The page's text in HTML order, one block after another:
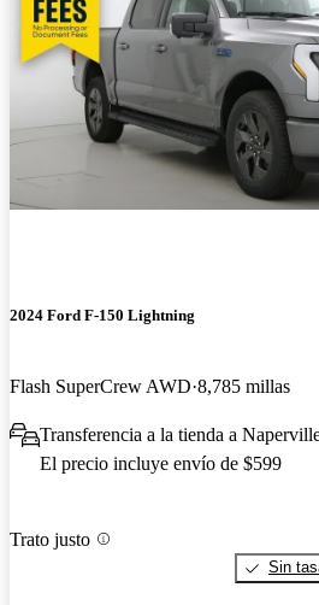
2024 Ford F-150 Lightning
Flash SuperCrew AWD 8,785 millas
Transferencia a la tienda a
El precio incluye envío de $599
Trato justo
Sin